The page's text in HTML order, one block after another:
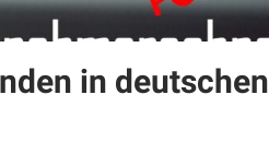
in deutschen